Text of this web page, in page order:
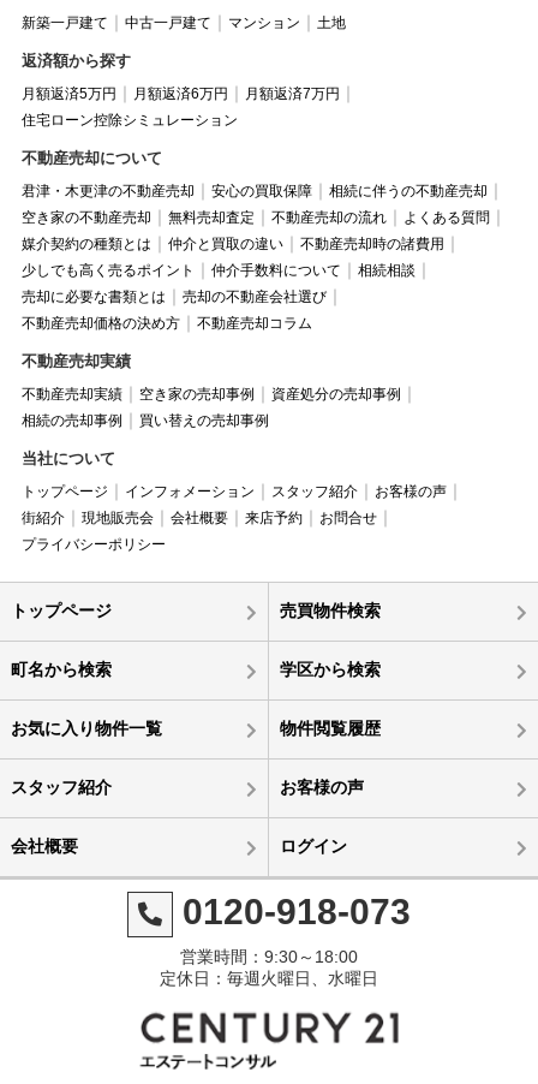
新築一戸建て 中古一戸建て マンション 土地
返済額から探す
月額返済5万円 月額返済6万円
月額返済7万円
住宅ローン控除シミュレーション
不動産売却について
君津・木更津の不動産売却 安心の買取保障
相続に伴うの不動産売却
空き家の不動産売却
無料売却査定 不動産売却の流れ
よくある質問
媒介契約の種類とは
仲介と買取の違い
不動産売却時の諸費用
少しでも高く売るポイント
仲介手数料について
相続相談
売却に必要な書類とは
売却の不動産会社選び
不動産売却価格の決め方
不動産売却コラム
不動産売却実績
不動産売却実績 空き家の売却事例
資産処分の売却事例
相続の売却事例
買い替えの売却事例
当社について
トップページ インフォメーション スタッフ紹介
お客様の声
街紹介
現地販売会 会社概要 来店予約
お問合せ
プライバシーポリシー
トップページ 売買物件検索
町名から検索 学区から検索
お気に入り物件一覧 物件閲覧履歴
スタッフ紹介 お客様の声
会社概要 ログイン
0120-918-073
営業時間：9:30～18:00
定休日：毎週火曜日、水曜日